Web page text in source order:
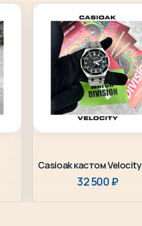
Casioak кастом Velocity
32 500₽